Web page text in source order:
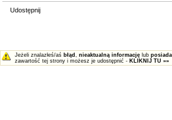
Udostępnij
Jeżeli znalazłeś/aś błąd , nieaktualną informację lub
zawartość tej strony i możesz je udostępnić - KLIKNIJ TU »»